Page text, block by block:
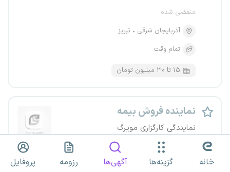
منقضی شده
آذربایجان شرقی
تبریز
تمام وقت
۱۵ تا ۳۰ میلیون تومان
نماینده فروش بیمه
نمایندگی کارگزاری مویرگ
منقضی شده
آذربایجان شرقی
تبریز خانه گزینه‌ها آگهی‌ها رزومه پروفایل